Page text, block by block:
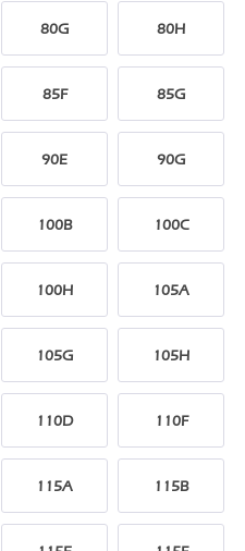
80G 80H
85F 85G
90E 90G
100B 100C
100H 105A
105G 105H
110D 110F
115A 115B